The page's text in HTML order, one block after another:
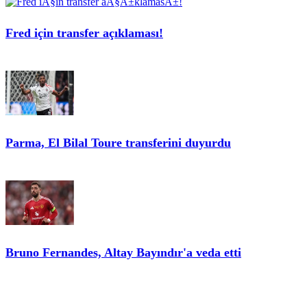
Fred için transfer açıklaması!
Parma, El Bilal Toure transferini duyurdu
Bruno Fernandes, Altay Bayındır'a veda etti